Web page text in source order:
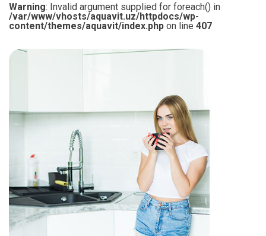
Warning: Invalid argument supplied for foreach() in
/var/www/vhosts/aquavit.uz/httpdocs/wp-
content/themes/aquavit/index.php on line 407